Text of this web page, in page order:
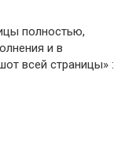
полностью,
и в
всей страницы» :